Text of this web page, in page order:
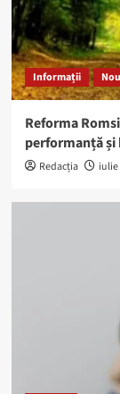
Informații
Reforma
performanță și
Redacția iulie